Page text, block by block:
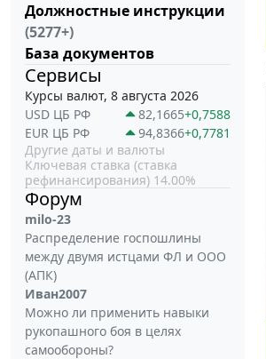
Должностные инструкции
(5277+)
База документов
Сервисы
Курсы валют, 8 августа 2026
USD ЦБ РФ
82,1665+0,7588
EUR ЦБ РФ
94,8366+0,7781
Другие даты и валюты
Ключевая ставка (ставка
рефинансирования) 14.00%
Форум
milo-23
Распределение госпошлины
между двумя истцами ФЛ и ООО
(АПК)
Иван2007
Можно ли применить навыки
рукопашного боя в целях
самообороны?